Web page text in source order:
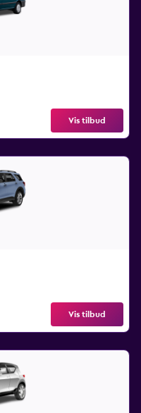
Vis tilbud
Vis tilbud